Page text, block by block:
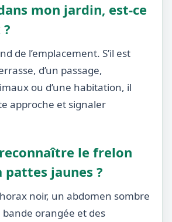
mon jardin, est-ce
de l’emplacement. S’il est
d’un passage,
ou d’une habitation, il
approche et signaler
le frelon
pattes jaunes ?
noir, un abdomen sombre
orangée et des